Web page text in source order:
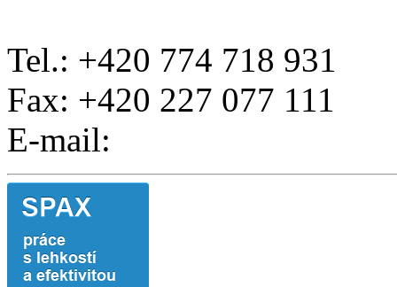
Tel.: +420 774 718 931
Fax: +420 227 077 111
E-mail: